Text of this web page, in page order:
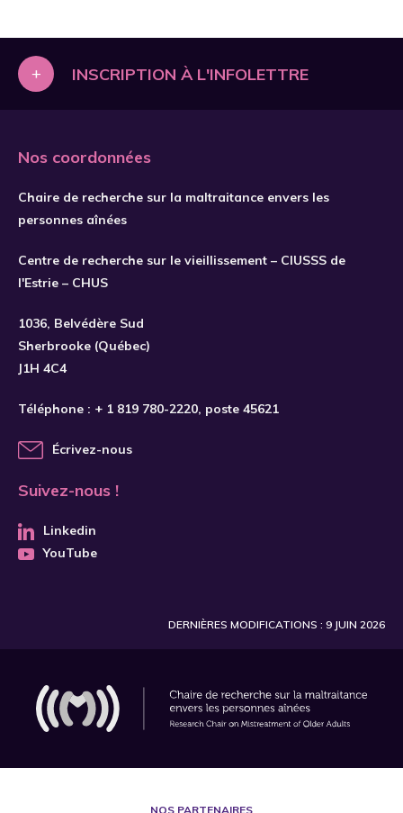
+ INSCRIPTION À L'INFOLETTRE
Nos coordonnées
Chaire de recherche sur la maltraitance envers les
personnes aînées
Centre de recherche sur le vieillissement – CIUSSS de
l'Estrie – CHUS
1036, Belvédère Sud
Sherbrooke (Québec)
J1H 4C4
Téléphone : + 1 819 780-2220, poste 45621
Écrivez-nous
Suivez-nous !
Linkedin
YouTube
DERNIÈRES MODIFICATIONS : 9 JUIN 2026
NOS PARTENAIRES